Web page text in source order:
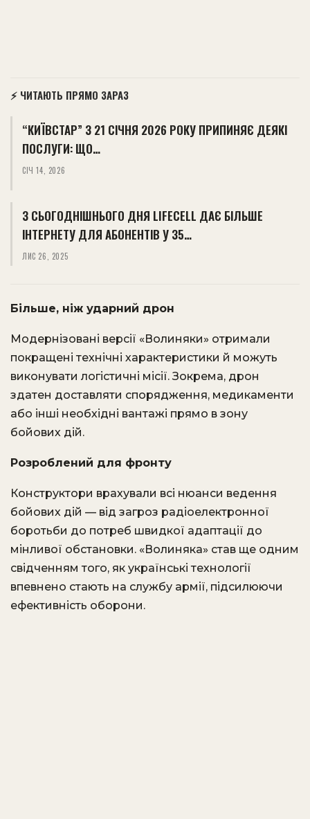
⚡ ЧИТАЮТЬ ПРЯМО ЗАРАЗ
“КИЇВСТАР” З 21 СІЧНЯ 2026 РОКУ ПРИПИНЯЄ ДЕЯКІ
ПОСЛУГИ: ЩО…
СІЧ 14, 2026
З СЬОГОДНІШНЬОГО ДНЯ LIFECELL ДАЄ БІЛЬШЕ
ІНТЕРНЕТУ ДЛЯ АБОНЕНТІВ У 35…
ЛИС 26, 2025
Більше, ніж ударний дрон
Модернізовані версії «Волиняки» отримали
покращені технічні характеристики й можуть
виконувати логістичні місії. Зокрема, дрон
здатен доставляти спорядження, медикаменти
або інші необхідні вантажі прямо в зону
бойових дій.
Розроблений для фронту
Конструктори врахували всі нюанси ведення
бойових дій — від загроз радіоелектронної
боротьби до потреб швидкої адаптації до
мінливої обстановки. «Волиняка» став ще одним
свідченням того, як українські технології
впевнено стають на службу армії, підсилюючи
ефективність оборони.